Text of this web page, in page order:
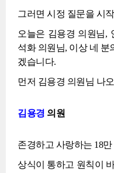
그러면 시정 질문을 시
오늘은 김용경 의원님,
석화 의원님, 이상 네 분
겠습니다.
먼저 김용경 의원님 나
김용경 의원
존경하고 사랑하는 18
상식이 통하고 원칙이